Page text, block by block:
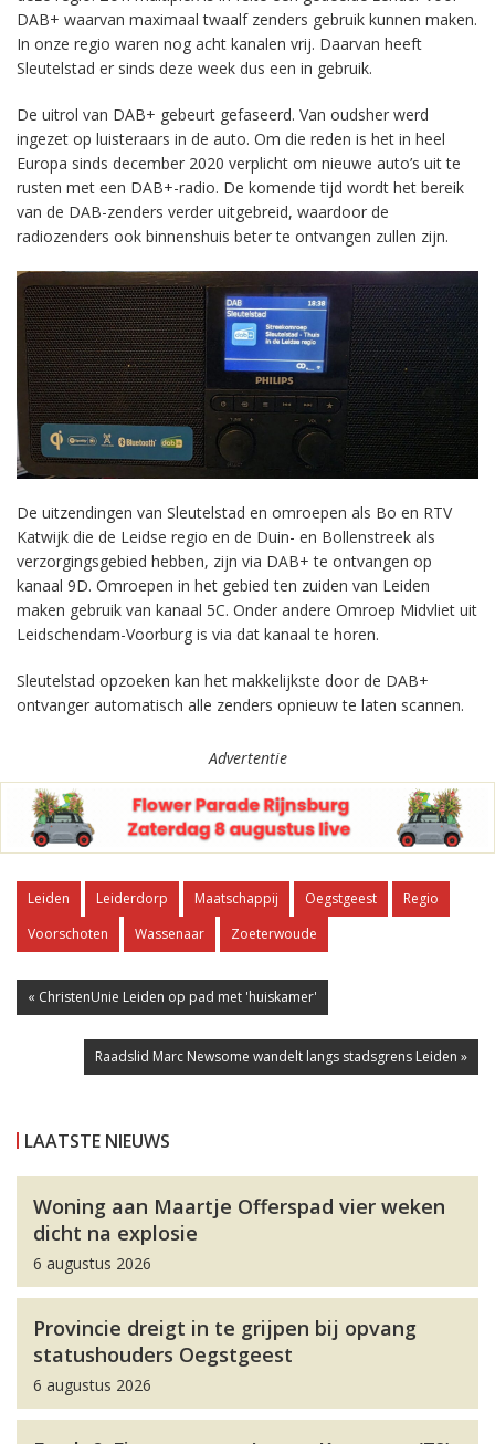
DAB+ waarvan maximaal twaalf zenders gebruik kunnen maken.
In onze regio waren nog acht kanalen vrij. Daarvan heeft
Sleutelstad er sinds deze week dus een in gebruik.
De uitrol van DAB+ gebeurt gefaseerd. Van oudsher werd
ingezet op luisteraars in de auto. Om die reden is het in heel
Europa sinds december 2020 verplicht om nieuwe auto’s uit te
rusten met een DAB+-radio. De komende tijd wordt het bereik
van de DAB-zenders verder uitgebreid, waardoor de
radiozenders ook binnenshuis beter te ontvangen zullen zijn.
De uitzendingen van Sleutelstad en omroepen als Bo en RTV
Katwijk die de Leidse regio en de Duin- en Bollenstreek als
verzorgingsgebied hebben, zijn via DAB+ te ontvangen op
kanaal 9D. Omroepen in het gebied ten zuiden van Leiden
maken gebruik van kanaal 5C. Onder andere Omroep Midvliet uit
Leidschendam-Voorburg is via dat kanaal te horen.
Sleutelstad opzoeken kan het makkelijkste door de DAB+
ontvanger automatisch alle zenders opnieuw te laten scannen.
Advertentie
Leiden Leiderdorp Maatschappij Oegstgeest
Regio
Voorschoten
Wassenaar Zoeterwoude
« ChristenUnie Leiden op pad met 'huiskamer'
Raadslid Marc Newsome wandelt langs stadsgrens Leiden »
LAATSTE NIEUWS
Woning aan Maartje Offerspad vier weken
dicht na explosie
6 augustus 2026
Provincie dreigt in te grijpen bij opvang
statushouders Oegstgeest
6 augustus 2026